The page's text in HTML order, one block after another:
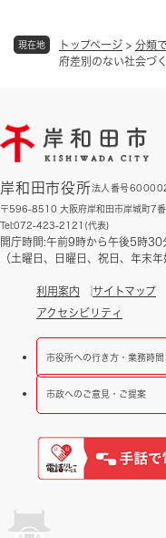
現在地 トップページ > 分類
府差別のない社会づ
岸和田市役所法人番号
〒596-8510 大阪府岸和田市岸城町7
Tel:072-423-2121(代表)
開庁時間:午前9時から午後5時30
（土曜日、日曜日、祝日、年末年
利用案内 サイトマップ
アクセシビリティ
市役所への行き方・業務時間
市政へのご意見・ご提案